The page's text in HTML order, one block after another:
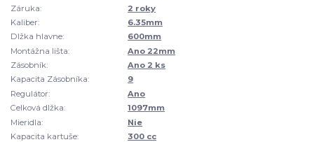
Záruka:
2 roky
Kaliber:
6.35mm
Dlžka hlavne:
600mm
Montážna lišta:
Ano 22mm
Zásobník:
Ano 2 ks
Kapacita Zásobníka:
9
Regulátor:
Ano
Celková dlžka:
1097mm
Mieridla:
Nie
Kapacita kartuše:
300 cc